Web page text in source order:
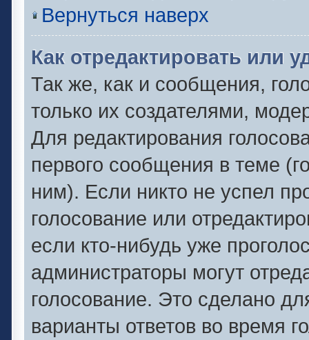
Вернуться наверх
Как отредактировать или
Так же, как и сообщения,
только их создателями,
Для редактирования
первого сообщения в теме
ним). Если никто не успел
голосование или
если кто-нибудь уже
администраторы могут
голосование. Это сделано
варианты ответов во время